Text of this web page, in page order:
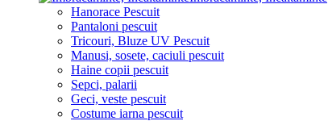
Hanorace Pescuit
Pantaloni pescuit
Tricouri, Bluze UV Pescuit
Manusi, sosete, caciuli pescuit
Haine copii pescuit
Sepci, palarii
Geci, veste pescuit
Costume iarna pescuit